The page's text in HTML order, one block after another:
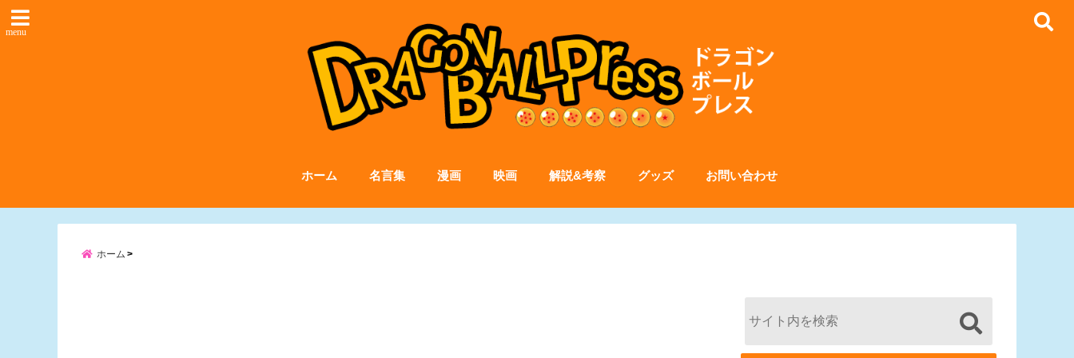
menu
ホーム 名言集 漫画 映画 解説&考察 グッズ お問い合わせ
ホーム